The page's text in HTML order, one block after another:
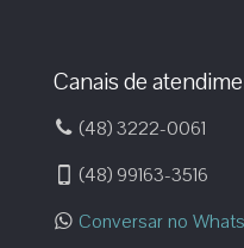
Canais de
(48) 3222-0061
(48) 99163-3516
Conversar no